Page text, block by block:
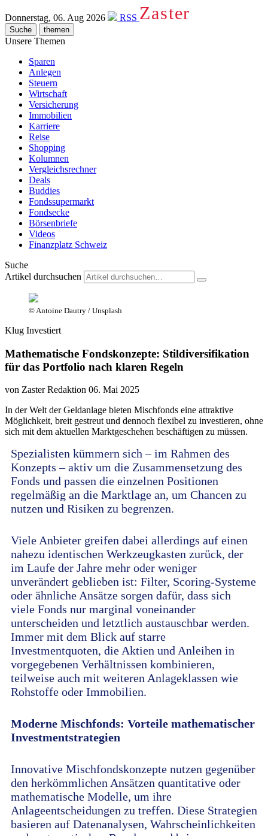
Donnerstag, 06. Aug 2026 RSS Zaster
Suche themen
Unsere Themen
Sparen
Anlegen
Steuern
Wirtschaft
Versicherung
Immobilien
Karriere
Reise
Shopping
Kolumnen
Vergleichsrechner
Deals
Buddies
Fondssupermarkt
Fondsecke
Börsenbriefe
Videos
Finanzplatz Schweiz
Suche
Artikel durchsuchen
© Antoine Dautry / Unsplash
Klug Investiert
Mathematische Fondskonzepte: Stildiversifikation
für das Portfolio nach klaren Regeln
von Zaster Redaktion 06. Mai 2025
In der Welt der Geldanlage bieten Mischfonds eine attraktive
Möglichkeit, breit gestreut und dennoch flexibel zu investieren, ohne
sich mit dem aktuellen Marktgeschehen beschäftigen zu müssen.
Spezialisten kümmern sich – im Rahmen des
Konzepts – aktiv um die Zusammensetzung des
Fonds und passen die einzelnen Positionen
regelmäßig an die Marktlage an, um Chancen zu
nutzen und Risiken zu begrenzen.
Viele Anbieter greifen dabei allerdings auf einen
nahezu identischen Werkzeugkasten zurück, der
im Laufe der Jahre mehr oder weniger
unverändert geblieben ist: Filter, Scoring-Systeme
oder ähnliche Ansätze sorgen dafür, dass sich
viele Fonds nur marginal voneinander
unterscheiden und letztlich austauschbar werden.
Immer mit dem Blick auf starre
Investmentquoten, die Aktien und Anleihen in
vorgegebenen Verhältnissen kombinieren,
teilweise auch mit weiteren Anlageklassen wie
Rohstoffe oder Immobilien.
Moderne Mischfonds: Vorteile mathematischer
Investmentstrategien
Innovative Mischfondskonzepte nutzen gegenüber
den herkömmlichen Ansätzen quantitative oder
mathematische Modelle, um ihre
Anlageentscheidungen zu treffen. Diese Strategien
basieren auf Datenanalysen, Wahrscheinlichkeiten